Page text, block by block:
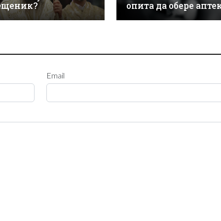
опита да обере
Email